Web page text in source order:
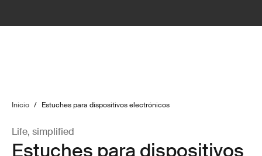
Inicio / Estuches para dispositivos electrónicos
Life, simplified
Estuches para dispositivos